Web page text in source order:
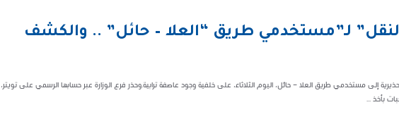
لـ”مستخدمي طريق “العلا – حائل” .. والكشف
إلى مستخدمي طريق العلا – حائل، اليوم الثلاثاء، على خلفية وجود عاصفة ترابية.وحذر فرع الوزارة عبر حسابها الرسمي على تويتر،
بأخذ ...